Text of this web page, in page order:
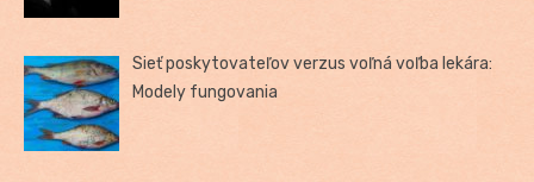
Sieť poskytovateľov verzus voľná voľba lekára:
Modely fungovania